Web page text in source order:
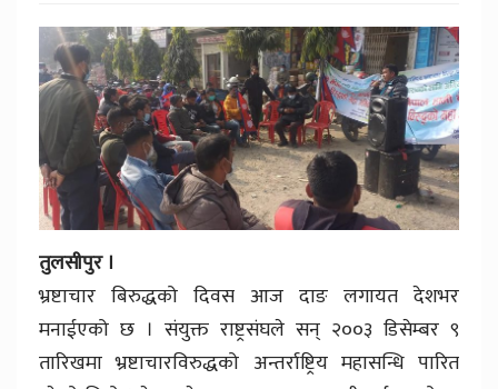
तुलसीपुर ।
भ्रष्टाचार बिरुद्धको दिवस आज दाङ लगायत देशभर
मनाईएको छ । संयुक्त राष्ट्रसंघले सन् २००३ डिसेम्बर ९
तारिखमा भ्रष्टाचारविरुद्धको अन्तर्राष्ट्रिय महासन्धि पारित